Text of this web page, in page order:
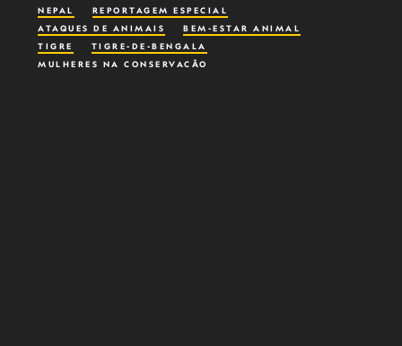
NEPAL
REPORTAGEM ESPECIAL
ATAQUES DE ANIMAIS
BEM-ESTAR ANIMAL
TIGRE
TIGRE-DE-BENGALA
MULHERES NA CONSERVAÇÃO